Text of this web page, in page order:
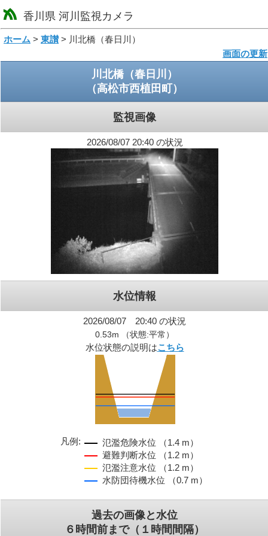
香川県 河川監視カメラ
ホーム > 東讃> 川北橋（春日川）
画面の更新
川北橋（春日川）
（高松市西植田町）
監視画像
2026/08/07 20:40 の状況
水位情報
2026/08/07 20:40 の状況
0.53m （状態:平常）
水位状態の説明はこちら
凡例:
氾濫危険水位 （1.4 m）
避難判断水位 （1.2 m）
氾濫注意水位 （1.2 m）
水防団待機水位 （0.7 m）
過去の画像と水位
６時間前まで（１時間間隔）
loading